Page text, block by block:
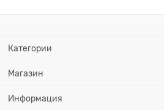
Категории
Магазин
Информация